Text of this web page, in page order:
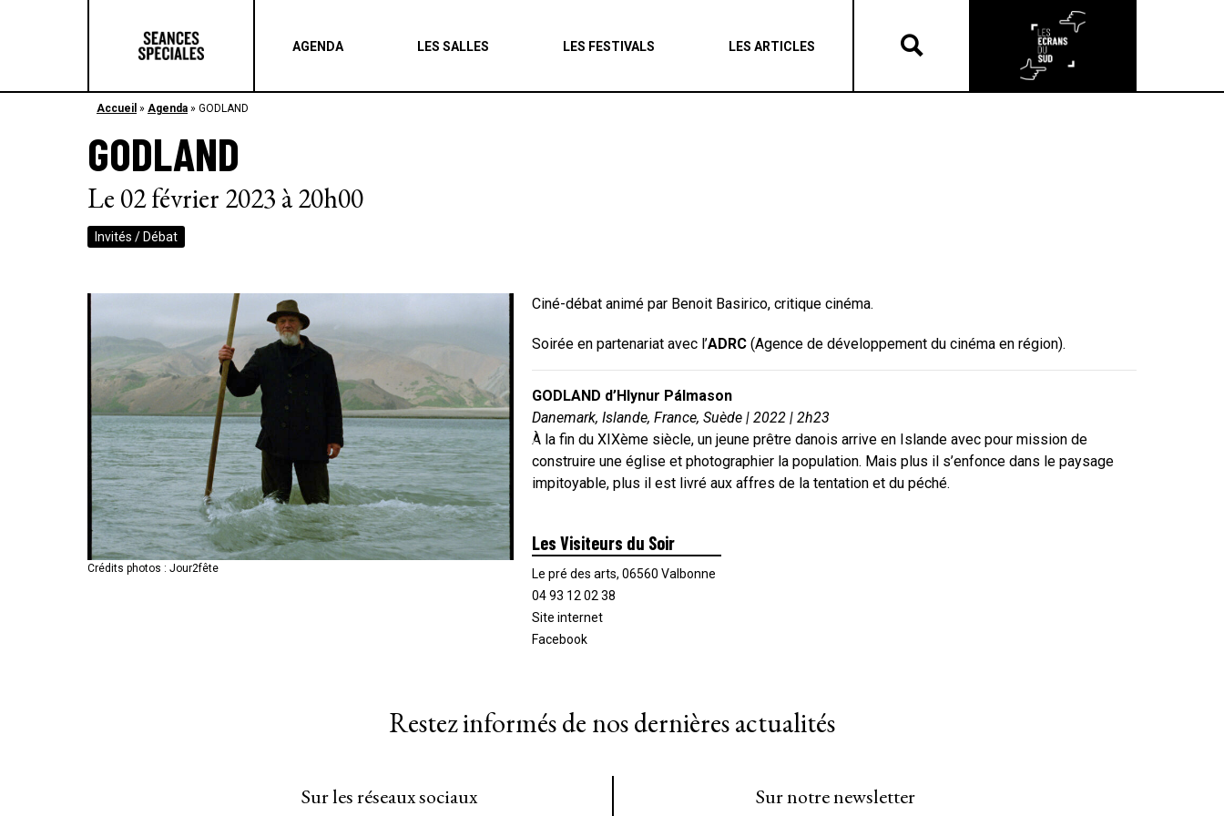
AGENDA LES SALLES LES FESTIVALS LES ARTICLES
Accueil » Agenda » GODLAND
GODLAND
Le 02 février 2023 à 20h00
Invités / Débat
Crédits photos : Jour2fête
Crédits photos : Jour2fête
Crédits photos : Jour2fête
Ciné-débat animé par Benoit Basirico, critique cinéma.
Soirée en partenariat avec l’ADRC (Agence de développement du cinéma en région).
GODLAND d’Hlynur Pálmason
Danemark, Islande, France, Suède | 2022 | 2h23
À la fin du XIXème siècle, un jeune prêtre danois arrive en Islande avec pour mission de
construire une église et photographier la population. Mais plus il s’enfonce dans le paysage
impitoyable, plus il est livré aux affres de la tentation et du péché.
Les Visiteurs du Soir
Le pré des arts, 06560 Valbonne
04 93 12 02 38
Site internet
Facebook
Restez informés de nos dernières actualités
Sur les réseaux sociaux Sur notre newsletter